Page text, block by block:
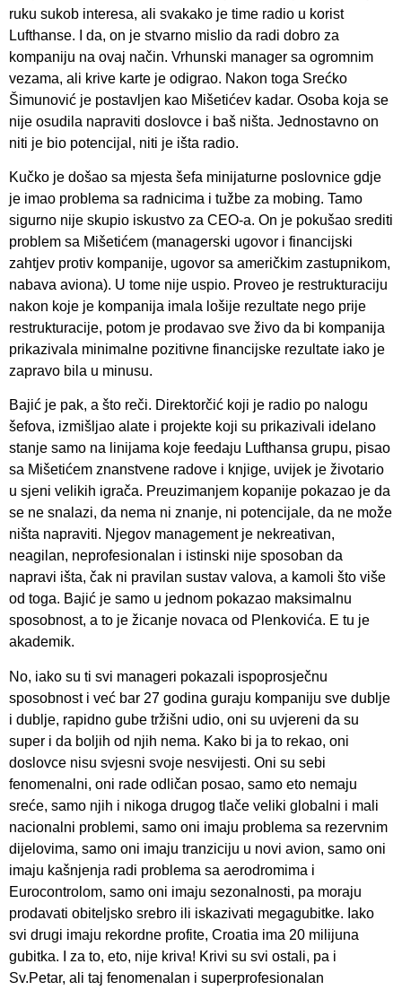
ruku sukob interesa, ali svakako je time radio u korist
Lufthanse. I da, on je stvarno mislio da radi dobro za
kompaniju na ovaj način. Vrhunski manager sa ogromnim
vezama, ali krive karte je odigrao. Nakon toga Srećko
Šimunović je postavljen kao Mišetićev kadar. Osoba koja se
nije osudila napraviti doslovce i baš ništa. Jednostavno on
niti je bio potencijal, niti je išta radio.
Kučko je došao sa mjesta šefa minijaturne poslovnice gdje
je imao problema sa radnicima i tužbe za mobing. Tamo
sigurno nije skupio iskustvo za CEO-a. On je pokušao srediti
problem sa Mišetićem (managerski ugovor i financijski
zahtjev protiv kompanije, ugovor sa američkim zastupnikom,
nabava aviona). U tome nije uspio. Proveo je restrukturaciju
nakon koje je kompanija imala lošije rezultate nego prije
restrukturacije, potom je prodavao sve živo da bi kompanija
prikazivala minimalne pozitivne financijske rezultate iako je
zapravo bila u minusu.
Bajić je pak, a što reči. Direktorčić koji je radio po nalogu
šefova, izmišljao alate i projekte koji su prikazivali idelano
stanje samo na linijama koje feedaju Lufthansa grupu, pisao
sa Mišetićem znanstvene radove i knjige, uvijek je životario
u sjeni velikih igrača. Preuzimanjem kopanije pokazao je da
se ne snalazi, da nema ni znanje, ni potencijale, da ne može
ništa napraviti. Njegov management je nekreativan,
neagilan, neprofesionalan i istinski nije sposoban da
napravi išta, čak ni pravilan sustav valova, a kamoli što više
od toga. Bajić je samo u jednom pokazao maksimalnu
sposobnost, a to je žicanje novaca od Plenkovića. E tu je
akademik.
No, iako su ti svi manageri pokazali ispoprosječnu
sposobnost i već bar 27 godina guraju kompaniju sve dublje
i dublje, rapidno gube tržišni udio, oni su uvjereni da su
super i da boljih od njih nema. Kako bi ja to rekao, oni
doslovce nisu svjesni svoje nesvijesti. Oni su sebi
fenomenalni, oni rade odličan posao, samo eto nemaju
sreće, samo njih i nikoga drugog tlače veliki globalni i mali
nacionalni problemi, samo oni imaju problema sa rezervnim
dijelovima, samo oni imaju tranziciju u novi avion, samo oni
imaju kašnjenja radi problema sa aerodromima i
Eurocontrolom, samo oni imaju sezonalnosti, pa moraju
prodavati obiteljsko srebro ili iskazivati megagubitke. Iako
svi drugi imaju rekordne profite, Croatia ima 20 milijuna
gubitka. I za to, eto, nije kriva! Krivi su svi ostali, pa i
Sv.Petar, ali taj fenomenalan i superprofesionalan